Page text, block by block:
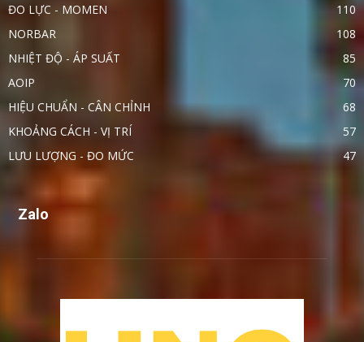
ĐO LỰC - MOMEN
110
NORBAR
108
NHIỆT ĐỘ - ÁP SUẤT
85
AOIP
70
HIỆU CHUẨN - CÂN CHỈNH
68
KHOẢNG CÁCH - VỊ TRÍ
57
LƯU LƯỢNG - ĐO MỨC
47
Zalo